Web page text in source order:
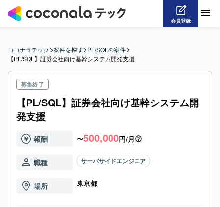
会員登録
ココナラテック>案件を探す>PL/SQLの案件>
【PL/SQL】証券会社向け基幹システム開発支援
募集終了
【PL/SQL】証券会社向け基幹システム開
発支援
報酬 〜500,000円/月
職種 サーバサイドエンジニア
場所 東京都